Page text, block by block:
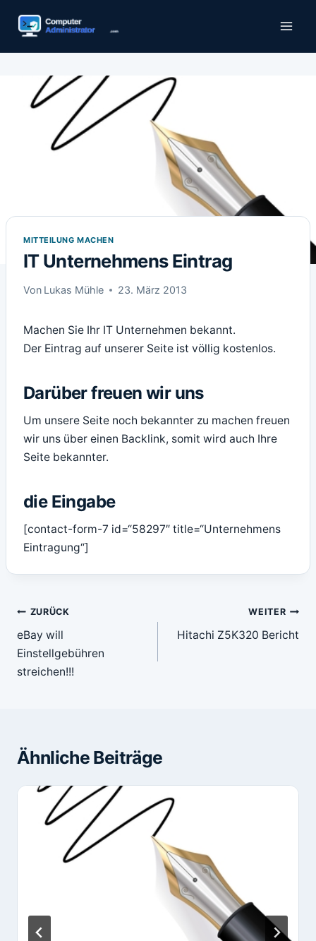
Inhalt
MITTEILUNG MACHEN
IT Unternehmens Eintrag
Von Lukas Mühle 23. März 2013
Machen Sie Ihr IT Unternehmen bekannt.
Der Eintrag auf unserer Seite ist völlig kostenlos.
Darüber freuen wir uns
Um unsere Seite noch bekannter zu machen freuen
wir uns über einen Backlink, somit wird auch Ihre
Seite bekannter.
die Eingabe
[contact-form-7 id=“58297″ title=“Unternehmens
Eintragung“]
Beitragsnavigation
ZURÜCK
eBay will
Einstellgebühren
streichen!!!
WEITER
Hitachi Z5K320 Bericht
Ähnliche Beiträge